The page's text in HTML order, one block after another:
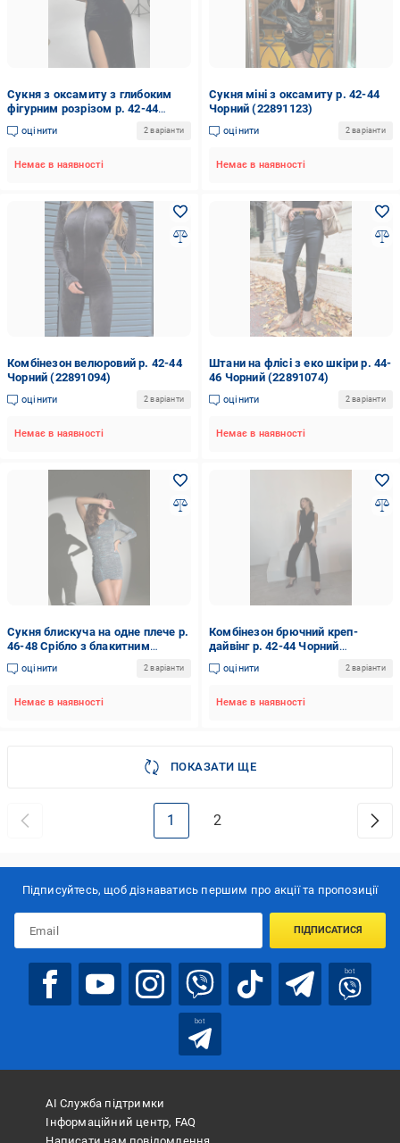
Сукня з оксамиту з глибоким
фігурним розрізом р. 42-44
Чорний (22891217)
оцінити 2 варіанти
Немає в наявності
Сукня міні з оксамиту р. 42-44
Чорний (22891123)
оцінити 2 варіанти
Немає в наявності
Комбінезон велюровий р. 42-44
Чорний (22891094)
оцінити 2 варіанти
Немає в наявності
Штани на флісі з еко шкіри р. 44-
46 Чорний (22891074)
оцінити 2 варіанти
Немає в наявності
Сукня блискуча на одне плече р.
46-48 Срібло з блакитним
(205.1)
оцінити 2 варіанти
Немає в наявності
Комбінезон брючний креп-
дайвінг р. 42-44 Чорний
(Мод.738)
оцінити 2 варіанти
Немає в наявності
ПОКАЗАТИ ЩЕ
1 2
Підписуйтесь, щоб дізнаватись першим про акції та пропозиції
ПІДПИСАТИСЯ
bot
bot
АІ Служба підтримки
Інформаційний центр, FAQ